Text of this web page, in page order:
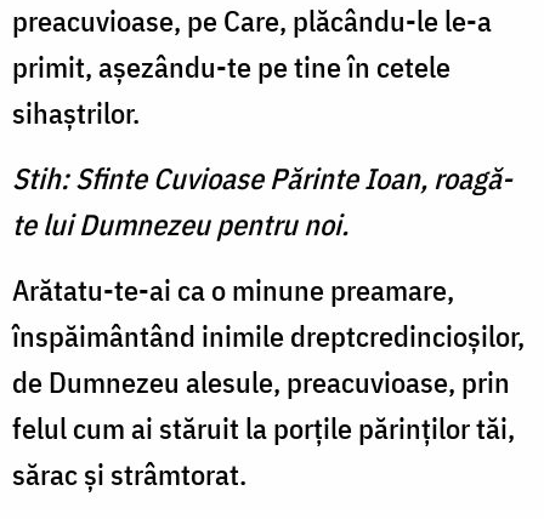
prea­cuvioase, pe Care, plăcându-le le-a
primit, aşezându-te pe tine în cetele
sihaștrilor.
Stih: Sfinte Cuvioase Părinte Ioan, roagă-
te lui Dumnezeu pentru noi.
Arătatu-te-ai ca o minune preamare,
înspăimântând inimile dreptcredincioşilor,
de Dumnezeu alesule, preacuvioase, prin
felul cum ai stăruit la porţile părinţilor tăi,
sărac şi strâmtorat.